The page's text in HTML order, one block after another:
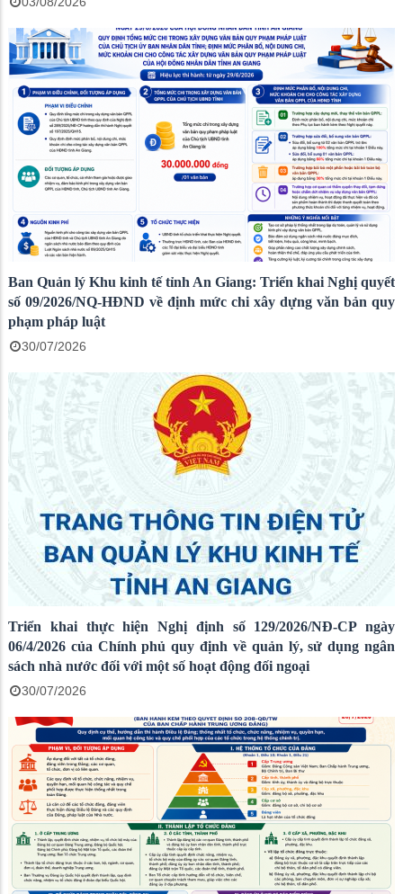
Ban Quản lý Khu kinh tế tỉnh An Giang: Triển khai Nghị quyết
số 09/2026/NQ-HĐND về định mức chi xây dựng văn bản quy
phạm pháp luật
30/07/2026
Triển khai thực hiện Nghị định số 129/2026/NĐ-CP ngày
06/4/2026 của Chính phủ quy định về quản lý, sử dụng ngân
sách nhà nước đối với một số hoạt động đối ngoại
30/07/2026